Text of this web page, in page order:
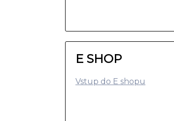
E SHOP
Vstup do E shopu